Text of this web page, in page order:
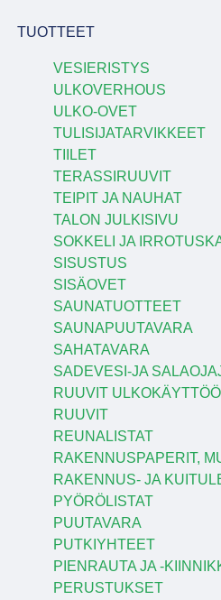
TUOTTEET
VESIERISTYS
ULKOVERHOUS
ULKO-OVET
TULISIJATARVIKKEET
TIILET
TERASSIRUUVIT
TEIPIT JA NAUHAT
TALON JULKISIVU
SOKKELI JA
SISUSTUS
SISÄOVET
SAUNATUOTTEET
SAUNAPUUTAVARA
SAHATAVARA
SADEVESI-JA
RUUVIT
RUUVIT
REUNALISTAT
RAKENNUSPAPERIT,
RAKENNUS- JA
PYÖRÖLISTAT
PUUTAVARA
PUTKIYHTEET
PIENRAUTA JA -
PERUSTUKSET